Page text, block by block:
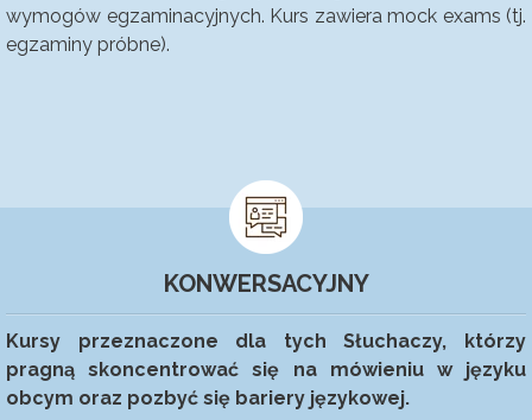
wymogów egzaminacyjnych. Kurs zawiera mock exams (tj.
egzaminy próbne).
KONWERSACYJNY
Kursy przeznaczone dla tych Słuchaczy, którzy
pragną skoncentrować się na mówieniu w języku
obcym oraz pozbyć się bariery językowej.